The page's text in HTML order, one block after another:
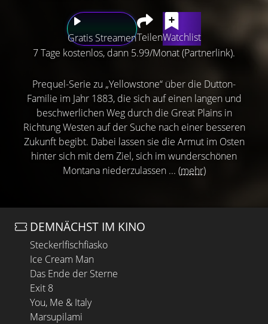
Gratis StreamenTeilenWatchlist
7 Tage kostenlos, dann 5.99/Monat (Partnerlink).
Prequel-Serie zu „Yellowstone“ über die Dutton-
Familie im Jahr 1883, die sich auf einen langen und
beschwerlichen Weg durch die Great Plains in
Richtung Westen auf der Suche nach einer besseren
Zukunft begibt. Dabei lassen sie die Armut im Osten
hinter sich mit dem Ziel, sich im wunderschönen
Montana niederzulassen ... (mehr)
DEMNÄCHST IM KINO
Steckerlfischfiasko
Ice Cream Man
Das Ende der Sterne
Exit 8
You, Me & Italy
Marsupilami